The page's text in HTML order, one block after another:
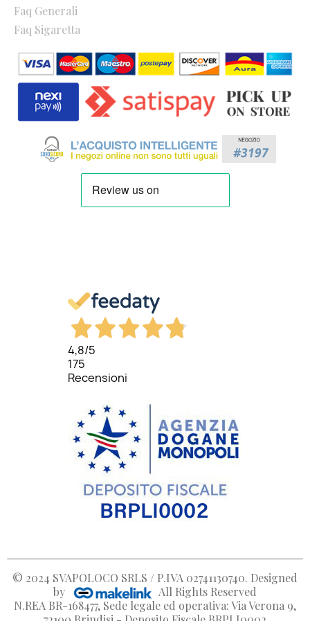
Faq Generali
Faq Sigaretta
4,8/5
175
Recensioni
© 2024 SVAPOLOCO SRLS / P.IVA 02741130740. Designed
by
All Rights Reserved
N.REA BR-168477, Sede legale ed operativa: Via Verona 9,